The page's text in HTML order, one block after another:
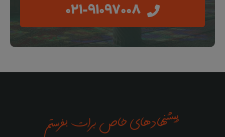
021-91097008
پیشنهادهای خاص برات بفرستم